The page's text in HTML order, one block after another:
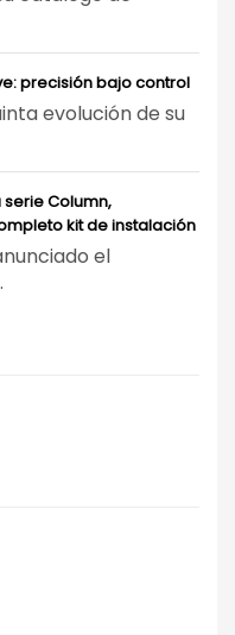
precisión bajo control
evolución de su
Column,
kit de instalación
el